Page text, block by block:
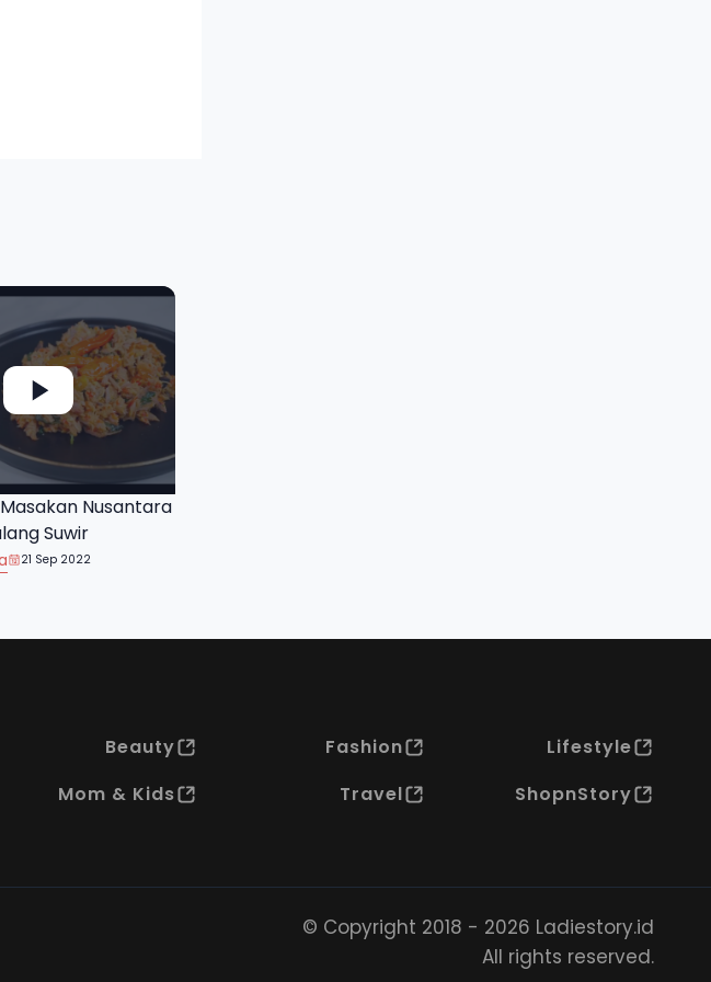
Nusantara
Suwir
21 Sep 2022
Beauty Fashion
Lifestyle
Mom & Kids Travel
ShopnStory
© Copyright 2018 - 2026 Ladiestory.id
All rights reserved.